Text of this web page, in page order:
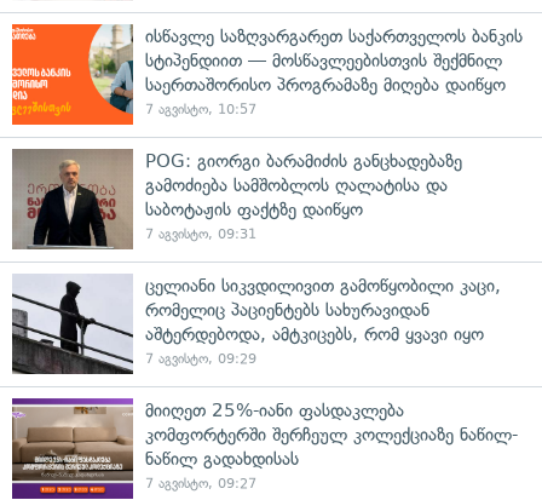
ისწავლე საზღვარგარეთ საქართველოს ბანკის
სტიპენდიით — მოსწავლეებისთვის შექმნილ
საერთაშორისო პროგრამაზე მიღება დაიწყო
7 აგვისტო, 10:57
POG: გიორგი ბარამიძის განცხადებაზე
გამოძიება სამშობლოს ღალატისა და
საბოტაჟის ფაქტზე დაიწყო
7 აგვისტო, 09:31
ცელიანი სიკვდილივით გამოწყობილი კაცი,
რომელიც პაციენტებს სახურავიდან
აშტერდებოდა, ამტკიცებს, რომ ყვავი იყო
7 აგვისტო, 09:29
მიიღეთ 25%-იანი ფასდაკლება
კომფორტერში შერჩეულ კოლექციაზე ნაწილ-
ნაწილ გადახდისას
7 აგვისტო, 09:27